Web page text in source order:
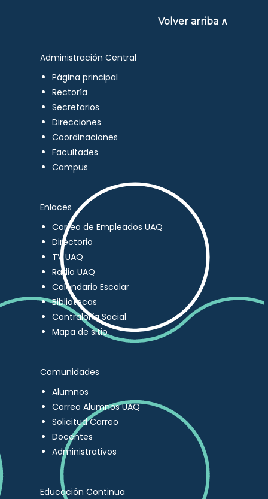
Volver arriba ∧
Administración Central
Página principal
Rectoría
Secretarios
Direcciones
Coordinaciones
Facultades
Campus
Enlaces
Correo de Empleados UAQ
Directorio
TV UAQ
Radio UAQ
Calendario Escolar
Bibliotecas
Contraloría Social
Mapa de sitio
Comunidades
Alumnos
Correo Alumnos UAQ
Solicitud Correo
Docentes
Administrativos
Educación Continua